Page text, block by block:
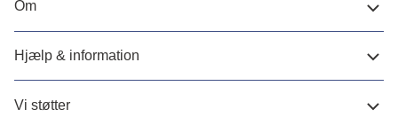
Om
Hjælp & information
Vi støtter